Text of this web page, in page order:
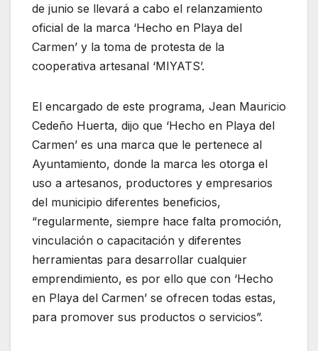
de junio se llevará a cabo el relanzamiento
oficial de la marca ‘Hecho en Playa del
Carmen’ y la toma de protesta de la
cooperativa artesanal ‘MIYATS’.
El encargado de este programa, Jean Mauricio
Cedeño Huerta, dijo que ‘Hecho en Playa del
Carmen’ es una marca que le pertenece al
Ayuntamiento, donde la marca les otorga el
uso a artesanos, productores y empresarios
del municipio diferentes beneficios,
“regularmente, siempre hace falta promoción,
vinculación o capacitación y diferentes
herramientas para desarrollar cualquier
emprendimiento, es por ello que con ‘Hecho
en Playa del Carmen’ se ofrecen todas estas,
para promover sus productos o servicios”.